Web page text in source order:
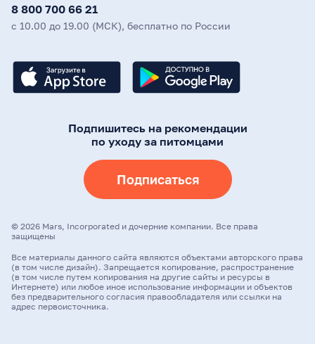
8 800 700 66 21
с 10.00 до 19.00 (МСК), бесплатно по России
Подпишитесь на рекомендации
по уходу за питомцами
Подписаться
© 2026 Mars, Incorporated и дочерние компании. Все права
защищены
Все материалы данного сайта являются объектами авторского права
(в том числе дизайн). Запрещается копирование, распространение
(в том числе путем копирования на другие сайты и ресурсы в
Интернете) или любое иное использование информации и объектов
без предварительного согласия правообладателя или ссылки на
адрес первоисточника.